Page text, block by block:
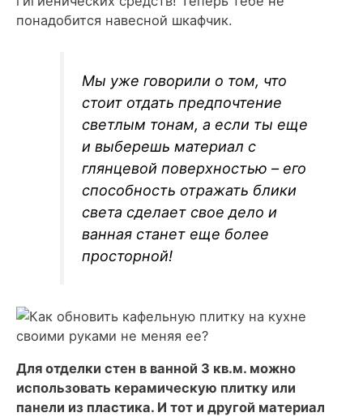
понадобится навесной шкафчик.
Мы уже говорили о том, что
стоит отдать предпочтение
светлым тонам, а если ты еще
и выберешь материал с
глянцевой поверхностью – его
способность отражать блики
света сделает свое дело и
ванная станет еще более
просторной!
Для отделки стен в ванной 3 кв.м. можно
использовать керамическую плитку или
панели из пластика. И тот и другой материал